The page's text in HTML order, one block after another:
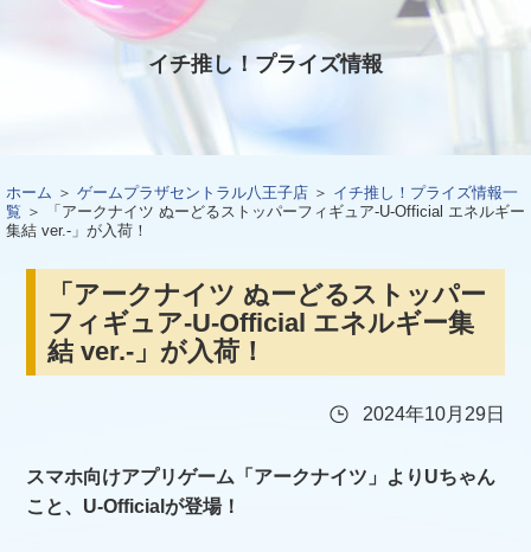
イチ推し！プライズ情報
ホーム ＞ ゲームプラザセントラル八王子店 ＞ イチ推し！プライズ情報一
覧 ＞ 「アークナイツ ぬーどるストッパーフィギュア-U-Official エネルギー
集結 ver.-」が入荷！
「アークナイツ ぬーどるストッパー
フィギュア-U-Official エネルギー集
結 ver.-」が入荷！
2024年10月29日
スマホ向けアプリゲーム「アークナイツ」よりUちゃん
こと、U-Officialが登場！